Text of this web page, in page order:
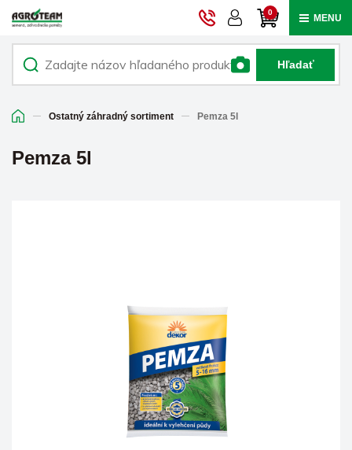
0 MENU
Hľadať
Ostatný záhradný sortiment Pemza 5l
Pemza 5l